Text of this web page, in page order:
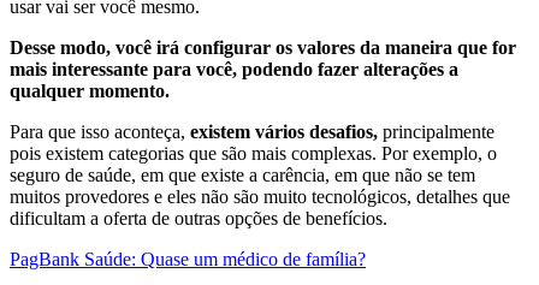
usar vai ser você mesmo.
Desse modo, você irá configurar os valores da maneira que for
mais interessante para você, podendo fazer alterações a
qualquer momento.
Para que isso aconteça, existem vários desafios, principalmente
pois existem categorias que são mais complexas. Por exemplo, o
seguro de saúde, em que existe a carência, em que não se tem
muitos provedores e eles não são muito tecnológicos, detalhes que
dificultam a oferta de outras opções de benefícios.
PagBank Saúde: Quase um médico de família?